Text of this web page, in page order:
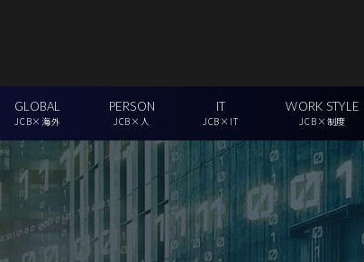
GLOBAL
JCB×海外
PERSON
JCB×人
IT
JCB×IT
WORK STYLE
JCB×制度